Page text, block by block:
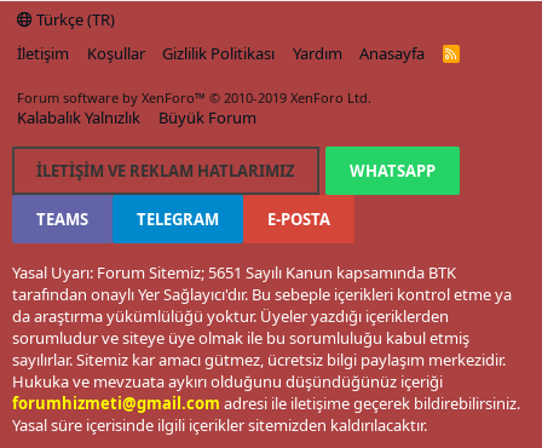
Türkçe (TR)
İletişim
Koşullar Gizlilik Politikası Yardım Anasayfa
R
Forum software by XenForo™ © 2010-2019 XenForo Ltd.
Kalabalık Yalnızlık Büyük Forum
İLETIŞIM VE REKLAM HATLARIMIZ WHATSAPP
TEAMS TELEGRAM E-POSTA
Yasal Uyarı: Forum Sitemiz; 5651 Sayılı Kanun kapsamında BTK
tarafından onaylı Yer Sağlayıcı'dır. Bu sebeple içerikleri kontrol etme ya
da araştırma yükümlülüğü yoktur. Üyeler yazdığı içeriklerden
sorumludur ve siteye üye olmak ile bu sorumluluğu kabul etmiş
sayılırlar. Sitemiz kar amacı gütmez, ücretsiz bilgi paylaşım merkezidir.
Hukuka ve mevzuata aykırı olduğunu düşündüğünüz içeriği
forumhizmeti@gmail.com adresi ile iletişime geçerek bildirebilirsiniz.
Yasal süre içerisinde ilgili içerikler sitemizden kaldırılacaktır.